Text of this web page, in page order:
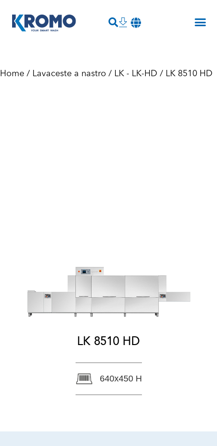
Home / Lavaceste a nastro / LK - LK-HD / LK 8510 HD
LK 8510 HD
640x450 H